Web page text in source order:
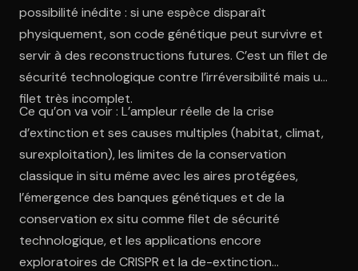
possibilité inédite : si une espèce disparaît
physiquement, son code génétique peut survivre et
servir à des reconstructions futures. C’est un filet de
sécurité technologique contre l’irréversibilité mais un
filet très incomplet.
Ce qu’on va voir : L’ampleur réelle de la crise
d’extinction et ses causes multiples (habitat, climat,
surexploitation), les limites de la conservation
classique in situ même avec les aires protégées,
l’émergence des banques génétiques et de la
conservation ex situ comme filet de sécurité
technologique, et les applications encore
exploratoires de CRISPR et la de-extinction